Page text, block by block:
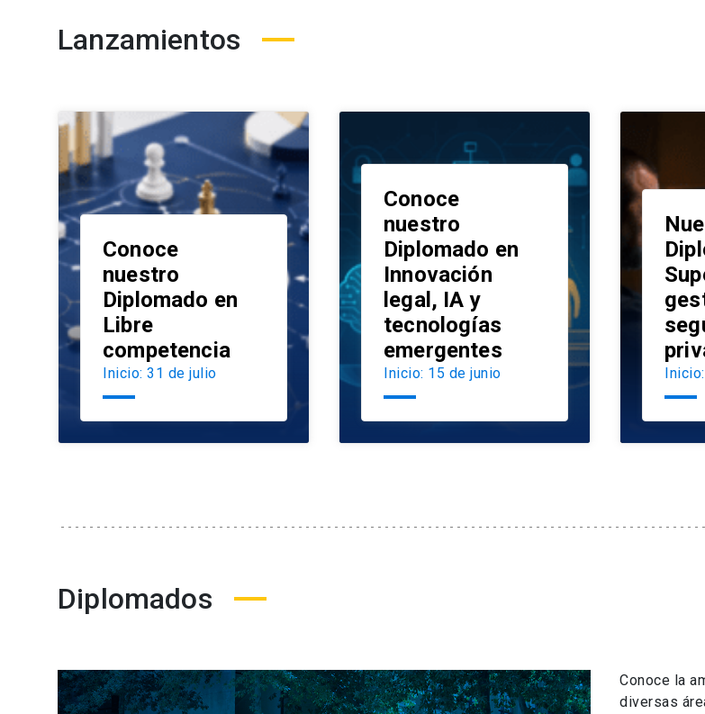
Lanzamientos
Conoce
nuestro
Diplomado en
Libre
competencia
Inicio: 31 de julio
Conoce
nuestro
Diplomado en
Innovación
legal, IA y
tecnologías
emergentes
Inicio: 15 de junio
Diplomados
Conoce la
diversas